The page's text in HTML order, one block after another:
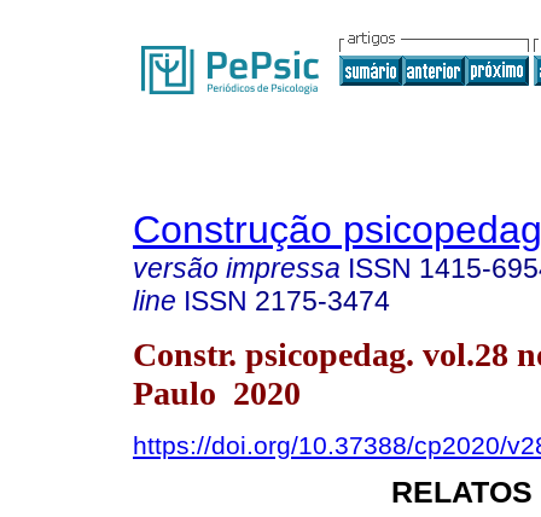
Construção
versão impressa ISSN 1415-
line ISSN 2175-3474
Constr. psicopedag. vol.28
Paulo 2020
https://doi.org/10.37388/cp2020/